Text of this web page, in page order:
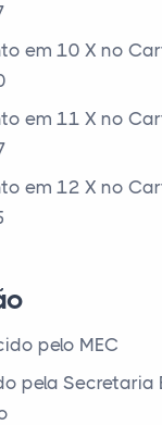
em 10 X no
em 11 X no
em 12 X no
pelo MEC
pela Secretaria